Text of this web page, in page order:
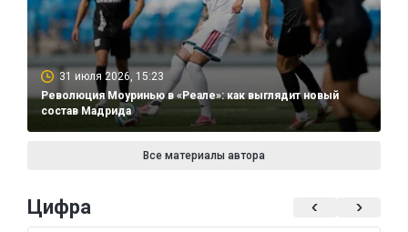
31 июля 2026, 15:23
Революция Моуринью в «Реале»: как выглядит новый
состав Мадрида
Все материалы автора
Цифра